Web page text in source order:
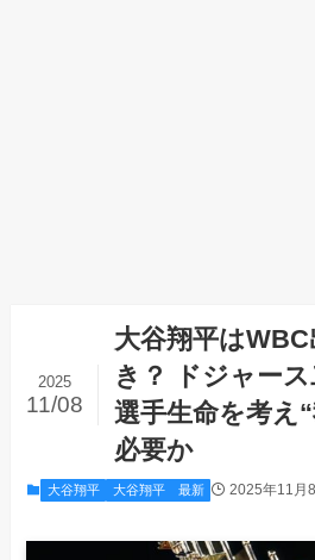
大谷翔平は
き？ ドジャー
選手生命を考え
必要か
2025
11/08
大谷翔平 大谷翔平 最新 2025年11月